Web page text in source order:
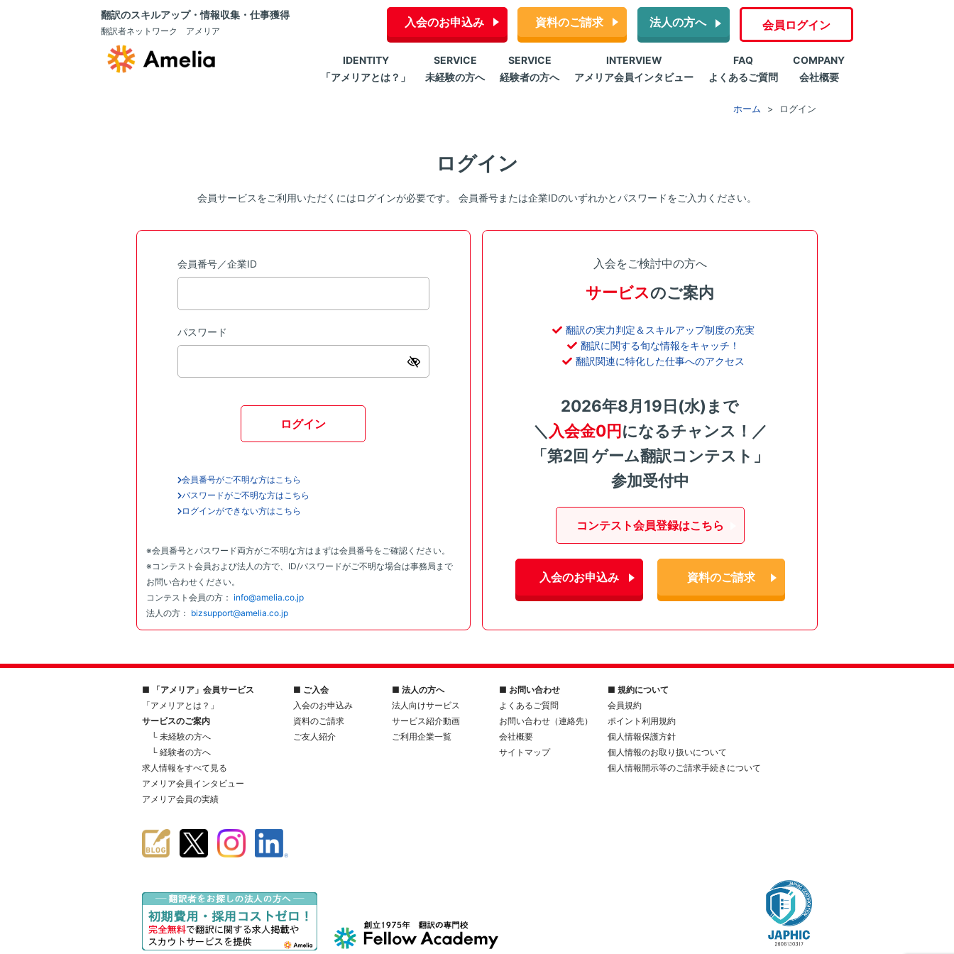
翻訳のスキルアップ・情報収集・仕事獲得
翻訳者ネットワーク アメリア
入会のお申込み 資料のご請求 法人の方へ 会員ログイン
IDENTITY
「アメリアとは？」
SERVICE
未経験の方へ
SERVICE
経験者の方へ
INTERVIEW
アメリア会員インタビュー
FAQ
よくあるご質問
COMPANY
会社概要
ホーム ログイン
ログイン
会員サービスをご利用いただくにはログインが必要です。 会員番号または企業IDのいずれかとパスワードをご入力ください。
会員番号／企業ID
パスワード
ログイン
会員番号がご不明な方はこちら
パスワードがご不明な方はこちら
ログインができない方はこちら
※会員番号とパスワード両方がご不明な方はまずは会員番号をご確認ください。
※コンテスト会員および法人の方で、ID/パスワードがご不明な場合は事務局まで
お問い合わせください。
コンテスト会員の方： info@amelia.co.jp
法人の方： bizsupport@amelia.co.jp
入会をご検討中の方へ
サービスのご案内
翻訳の実力判定＆スキルアップ制度の充実
翻訳に関する旬な情報をキャッチ！
翻訳関連に特化した仕事へのアクセス
2026年8月19日(水)まで
＼ 入会金0円になるチャンス！／
「第2回 ゲーム翻訳コンテスト」
参加受付中
コンテスト会員登録はこちら
入会のお申込み 資料のご請求
■ 「アメリア」会員サービス
「アメリアとは？」
サービスのご案内
└ 未経験の方へ
└ 経験者の方へ
求人情報をすべて見る
アメリア会員インタビュー
アメリア会員の実績
■ ご入会
入会のお申込み
資料のご請求
ご友人紹介
■ 法人の方へ
法人向けサービス
サービス紹介動画
ご利用企業一覧
■ お問い合わせ
よくあるご質問
お問い合わせ（連絡先）
会社概要
サイトマップ
■ 規約について
会員規約
ポイント利用規約
個人情報保護方針
個人情報のお取り扱いについて
個人情報開示等のご請求手続きについて